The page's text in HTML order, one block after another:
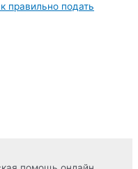
правильно подать